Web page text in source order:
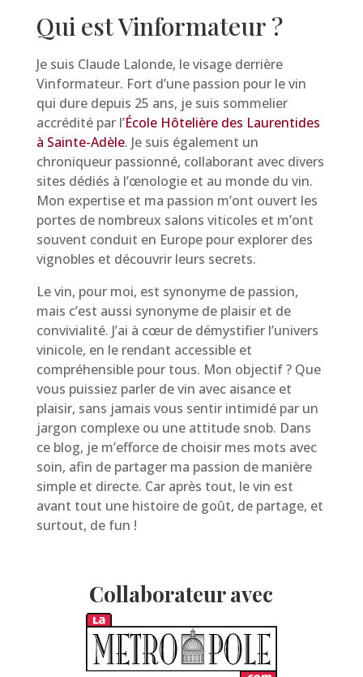
Qui est Vinformateur ?
Je suis Claude Lalonde, le visage derrière
Vinformateur. Fort d’une passion pour le vin
qui dure depuis 25 ans, je suis sommelier
accrédité par l’École Hôtelière des Laurentides
à Sainte-Adèle. Je suis également un
chroniqueur passionné, collaborant avec divers
sites dédiés à l’œnologie et au monde du vin.
Mon expertise et ma passion m’ont ouvert les
portes de nombreux salons viticoles et m’ont
souvent conduit en Europe pour explorer des
vignobles et découvrir leurs secrets.
Le vin, pour moi, est synonyme de passion,
mais c’est aussi synonyme de plaisir et de
convivialité. J’ai à cœur de démystifier l’univers
vinicole, en le rendant accessible et
compréhensible pour tous. Mon objectif ? Que
vous puissiez parler de vin avec aisance et
plaisir, sans jamais vous sentir intimidé par un
jargon complexe ou une attitude snob. Dans
ce blog, je m’efforce de choisir mes mots avec
soin, afin de partager ma passion de manière
simple et directe. Car après tout, le vin est
avant tout une histoire de goût, de partage, et
surtout, de fun !
Collaborateur avec